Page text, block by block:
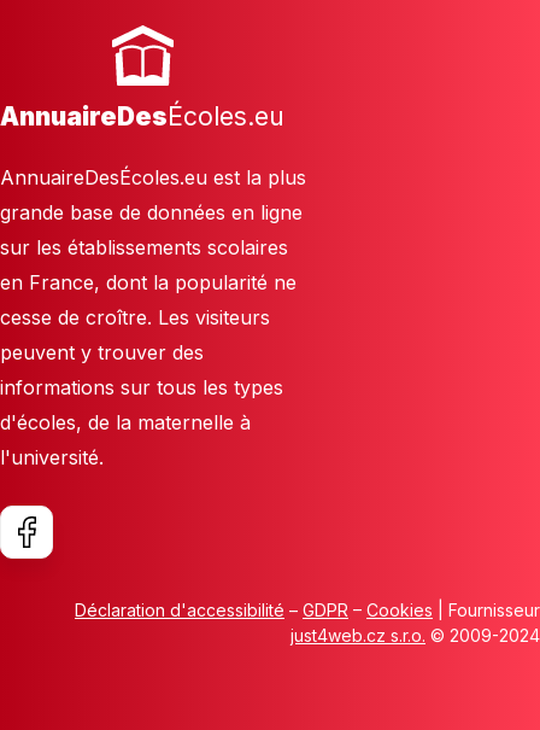
AnnuaireDesÉcoles.eu
AnnuaireDesÉcoles.eu est la plus
grande base de données en ligne
sur les établissements scolaires
en France, dont la popularité ne
cesse de croître. Les visiteurs
peuvent y trouver des
informations sur tous les types
d'écoles, de la maternelle à
l'université.
Déclaration d'accessibilité – GDPR – Cookies | Fournisseur
just4web.cz s.r.o. © 2009-2024